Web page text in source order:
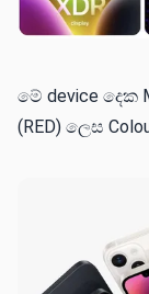
මේ device දෙක
(RED) ලෙස